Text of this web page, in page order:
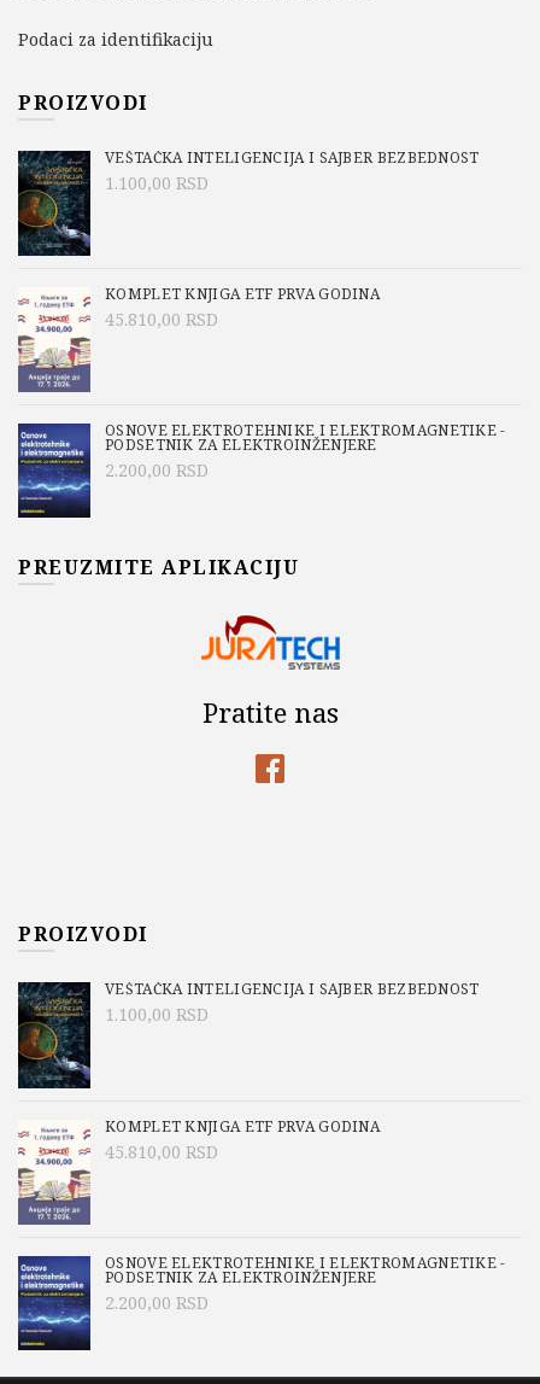
Podaci za identifikaciju
PROIZVODI
VEŠTAČKA INTELIGENCIJA I SAJBER BEZBEDNOST
1.100,00 RSD
KOMPLET KNJIGA ETF PRVA GODINA
45.810,00 RSD
OSNOVE ELEKTROTEHNIKE I ELEKTROMAGNETIKE -
PODSETNIK ZA ELEKTROINŽENJERE
2.200,00 RSD
PREUZMITE APLIKACIJU
Pratite nas
PROIZVODI
VEŠTAČKA INTELIGENCIJA I SAJBER BEZBEDNOST
1.100,00 RSD
KOMPLET KNJIGA ETF PRVA GODINA
45.810,00 RSD
OSNOVE ELEKTROTEHNIKE I ELEKTROMAGNETIKE -
PODSETNIK ZA ELEKTROINŽENJERE
2.200,00 RSD